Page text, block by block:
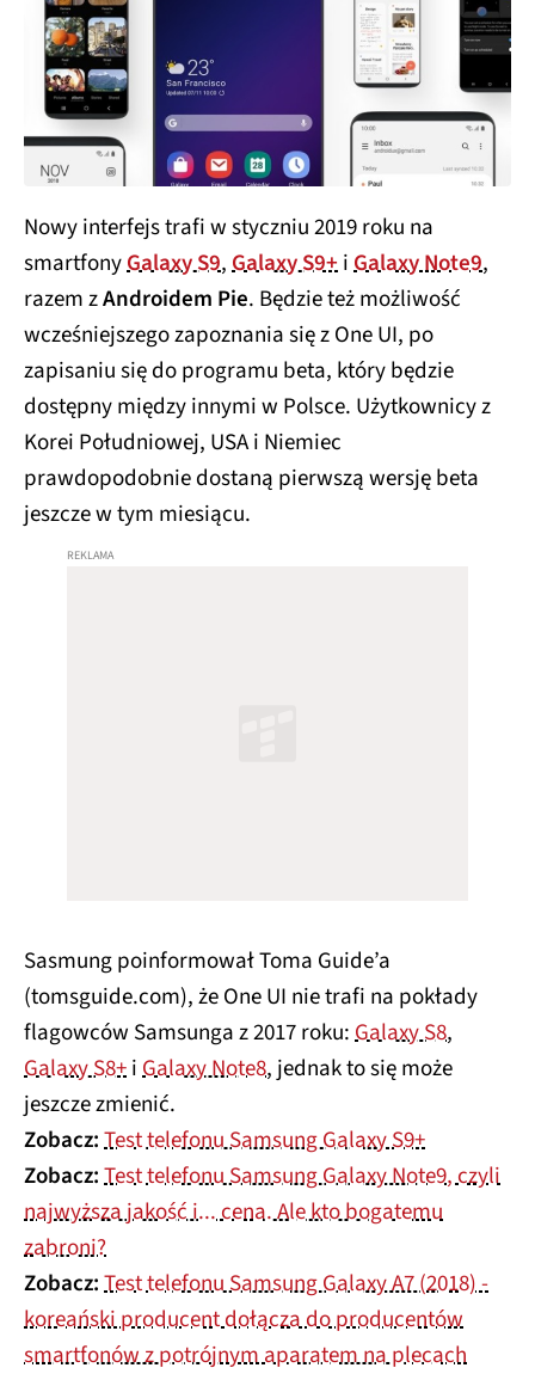
Nowy interfejs trafi w styczniu 2019 roku na
smartfonyGalaxy S9,Galaxy S9+iGalaxy Note9,
razem zAndroidem Pie. Będzie też możliwość
wcześniejszego zapoznania się z One UI, po
zapisaniu się do programu beta, który będzie
dostępny między innymi w Polsce. Użytkownicy z
Korei Południowej, USA i Niemiec
prawdopodobnie dostaną pierwszą wersję beta
jeszcze w tym miesiącu.
Sasmung poinformował Toma Guide’a
(tomsguide.com), że One UI nie trafi na pokłady
flagowców Samsunga z 2017 roku:Galaxy S8,
Galaxy S8+iGalaxy Note8, jednak to się może
jeszcze zmienić.
Zobacz:Test telefonu Samsung Galaxy S9+
Zobacz:Test telefonu Samsung Galaxy Note9, czyli
najwyższa jakość i... cena. Ale kto bogatemu
zabroni?
Zobacz:Test telefonu Samsung Galaxy A7 (2018) -
koreański producent dołącza do producentów
smartfonów z potrójnym aparatem na plecach